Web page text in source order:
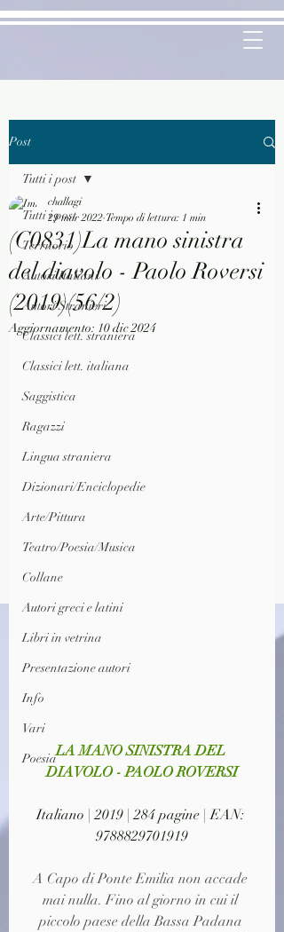
Post
Tutti i post
Territorio
Autori Italiani
Autori Stranieri
Classici lett. straniera
Classici lett. italiana
Saggistica
Ragazzi
Lingua straniera
Dizionari/Enciclopedie
Arte/Pittura
Teatro/Poesia/Musica
Collane
Autori greci e latini
Libri in vetrina
Presentazione autori
Info
Vari
Poesia
Tutti i post
(C0831)La mano sinistra
del diavolo - Paolo Roversi
(2019)(56/2)
challagi
29 mar 2022 Tempo di lettura: 1 min
Aggiornamento: 10 dic 2024
LA MANO SINISTRA DEL
DIAVOLO - PAOLO ROVERSI
Italiano | 2019 | 284 pagine | EAN:
9788829701919
A Capo di Ponte Emilia non accade
mai nulla. Fino al giorno in cui il
piccolo paese della Bassa Padana